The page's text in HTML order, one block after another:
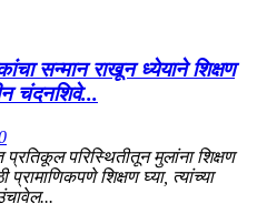
सन्मान राखून ध्येयाने शिक्षण
चंदनशिवे...
परिस्थितीतून मुलांना शिक्षण
शिक्षण घ्या, त्यांच्या